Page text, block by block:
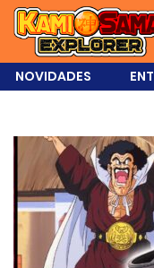
NOVIDADES